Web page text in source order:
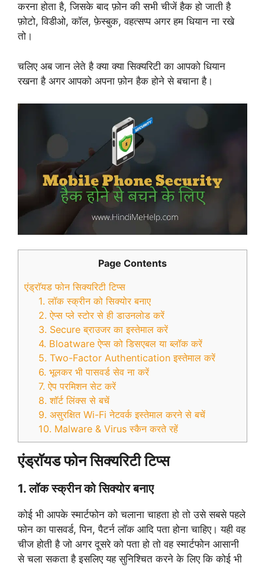
करना होता है, जिसके बाद फ़ोन की सभी चीजें हैक हो जाती है
फ़ोटो, विडीओ, कॉल, फ़ेस्बुक, वहत्सप्प अगर हम धियान ना रखे
तो।
चलिए अब जान लेते है क्या क्या सिक्यरिटी का आपको धियान
रखना है अगर आपको अपना फ़ोन हैक होने से बचाना है।
Page Contents
एंड्राॅयड फोन सिक्यरिटी टिप्स
1. लॉक स्क्रीन को सिक्योर बनाए
2. ऐप्स प्ले स्टोर से ही डाउनलोड करें
3. Secure ब्राउजर का इस्तेमाल करें
4. Bloatware ऐप्स को डिसएबल या ब्लॉक करें
5. Two-Factor Authentication इस्तेमाल करें
6. भूलकर भी पासवर्ड सेव ना करें
7. ऐप परमिशन सेट करें
8. शॉर्ट लिंक्स से बचें
9. असुरक्षित Wi-Fi नेटवर्क इस्तेमाल करने से बचें
10. Malware & Virus स्कैन करते रहें
एंड्राॅयड फोन सिक्यरिटी टिप्स
1. लॉक स्क्रीन को सिक्योर बनाए
कोई भी आपके स्मार्टफोन को चलाना चाहता हो तो उसे सबसे पहले
फोन का पासवर्ड, पिन, पैटर्न लॉक आदि पता होना चाहिए। यही वह
चीज होती है जो अगर दूसरे को पता हो तो वह स्मार्टफोन आसानी
से चला सकता है इसलिए यह सुनिश्चित करने के लिए कि कोई भी